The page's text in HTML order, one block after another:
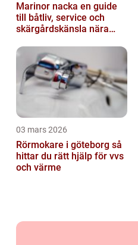
Marinor nacka en guide
till båtliv, service och
skärgårdskänsla nära
03 mars 2026
Rörmokare i göteborg så
hittar du rätt hjälp för vvs
och värme